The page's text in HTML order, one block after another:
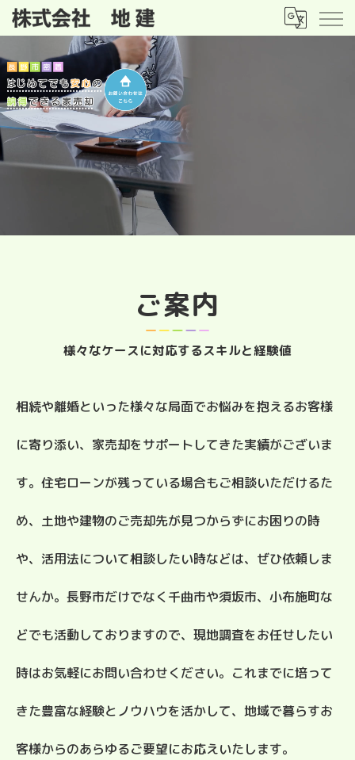
様々なケースに対応するスキルと経験値
ご案内
相続や離婚といった様々な局面でお悩みを抱えるお客様
に寄り添い、家売却をサポートしてきた実績がございま
す。住宅ローンが残っている場合もご相談いただけるた
め、土地や建物のご売却先が見つからずにお困りの時
や、活用法について相談したい時などは、ぜひ依頼しま
せんか。長野市だけでなく千曲市や須坂市、小布施町な
どでも活動しておりますので、現地調査をお任せしたい
時はお気軽にお問い合わせください。これまでに培って
きた豊富な経験とノウハウを活かして、地域で暮らすお
客様からのあらゆるご要望にお応えいたします。